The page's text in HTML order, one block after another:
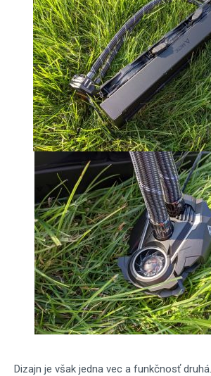
Dizajn je však jedna vec a funkčnosť